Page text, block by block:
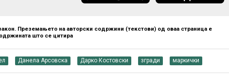
Преземањето на авторски содржини (текстови) од оваа страница е
што се цитира
Данела Арсовска Дарко Костовски згради маркички